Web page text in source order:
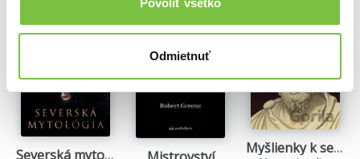
Povoliť všetko
Odmietnuť
Severská mytológia Myšlienky k sebe samému